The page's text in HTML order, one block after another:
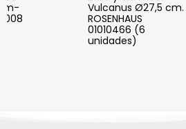
Vulcanus Ø27,5 cm.
ROSENHAUS
01010466 (6
unidades)